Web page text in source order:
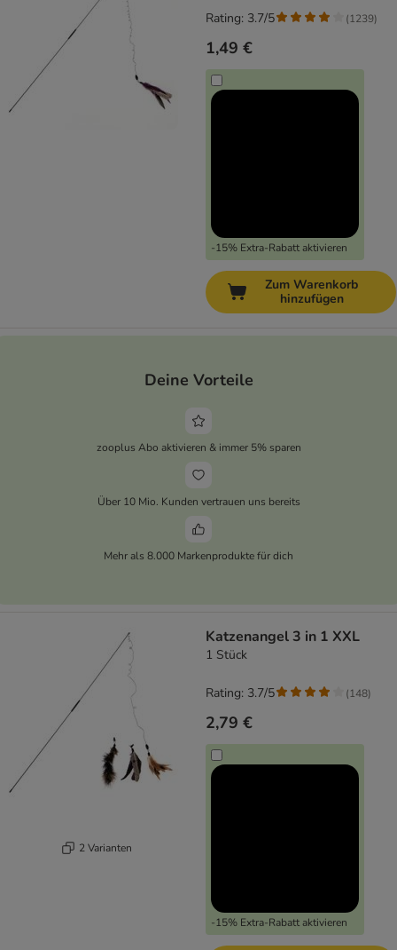
1,49 €
-15% Extra-Rabatt aktivieren
Rating: 3.7/5 (1239)
Zum Warenkorb
hinzufügen
Deine Vorteile
zooplus Abo aktivieren & immer 5% sparen
Über 10 Mio. Kunden vertrauen uns bereits
Mehr als 8.000 Markenprodukte für dich
2 Varianten
Katzenangel 3 in 1 XXL
1 Stück
2,79 €
-15% Extra-Rabatt aktivieren
Rating: 3.7/5 (148)